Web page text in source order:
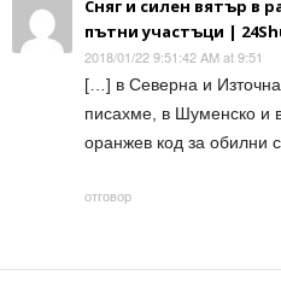
Сняг и силен вятър в
пътни участъци |
2018/01/22 9:51:42 AM at 9:51
[…] в Северна и
писахме, в Шуменско и
оранжев код за обилни
отговор